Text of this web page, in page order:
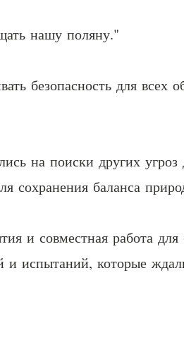
нашу поляну."
безопасность для всех
на поиски других угроз
сохранения баланса
и совместная работа для
и испытаний, которые